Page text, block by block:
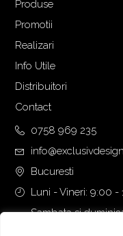
Produse
Promotii
Realizari
Info Utile
Distribuitori
Contact
0758 969 235
Bucuresti
Luni - Vineri: 9:00 -
Sambata si